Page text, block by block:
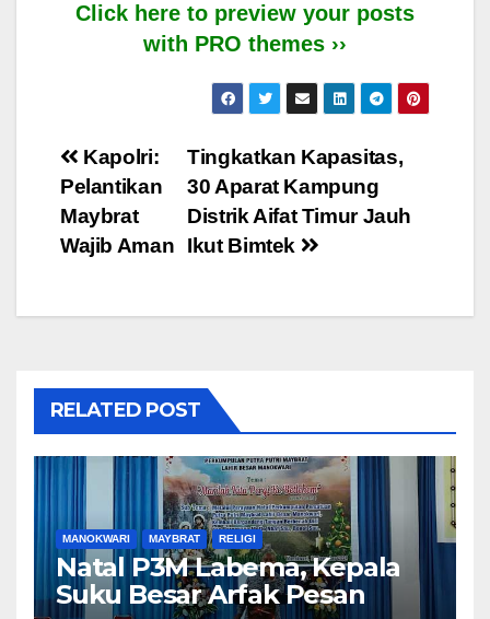
Click here to preview your posts
with PRO themes ››
Post
navigation
Tingkatkan Kapasitas,
30 Aparat Kampung
Distrik Aifat Timur Jauh
Ikut Bimtek
Kapolri:
Pelantikan
Maybrat
Wajib Aman
RELATED POST
MANOKWARI MAYBRAT RELIGI
Natal P3M Labema, Kepala
Suku Besar Arfak Pesan